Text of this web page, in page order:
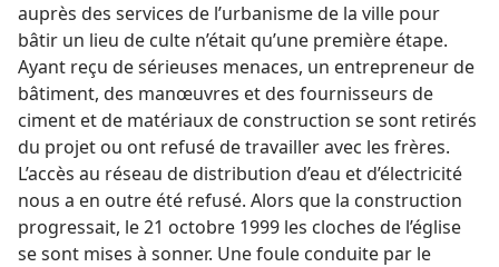
auprès des services de l’urbanisme de la ville pour
bâtir un lieu de culte n’était qu’une première étape.
Ayant reçu de sérieuses menaces, un entrepreneur de
bâtiment, des manœuvres et des fournisseurs de
ciment et de matériaux de construction se sont retirés
du projet ou ont refusé de travailler avec les frères.
L’accès au réseau de distribution d’eau et d’électricité
nous a en outre été refusé. Alors que la construction
progressait, le 21 octobre 1999 les cloches de l’église
se sont mises à sonner. Une foule conduite par le